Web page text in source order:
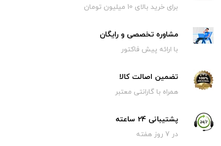
برای خرید بالای 10 میلیون تومان
مشاوره تخصصی و رایگان
با ارائه پیش فاکتور
تضمین اصالت کالا
همراه با گارانتی معتبر
پشتیبانی 24 ساعته
در 7 روز هفته